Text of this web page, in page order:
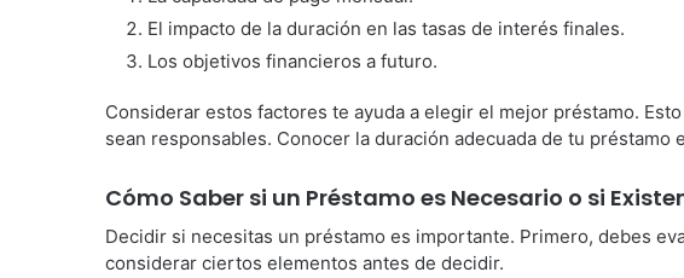
El impacto de la duración en las tasas de interés finales.
Los objetivos financieros a futuro.
Considerar estos factores te ayuda a elegir el mejor préstamo.
sean responsables. Conocer la duración adecuada de tu préstamo
Cómo Saber si un Préstamo es Necesario o si
Decidir si necesitas un préstamo es importante. Primero, debes
considerar ciertos elementos antes de decidir.